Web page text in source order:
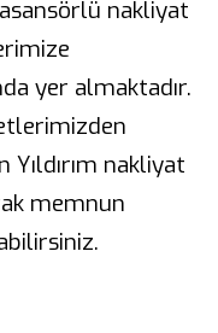
nakliyat
yer almaktadır.
nakliyat
memnun